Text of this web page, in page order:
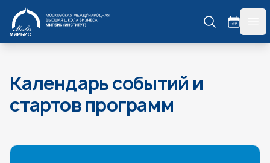
МИРБИС
Календарь событий и
стартов программ